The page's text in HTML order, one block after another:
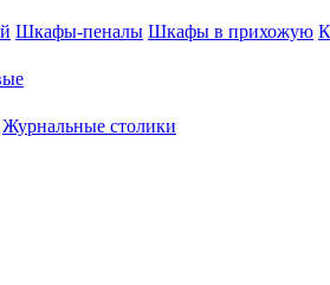
Шкафы-пеналы Шкафы в прихожую
Журнальные столики